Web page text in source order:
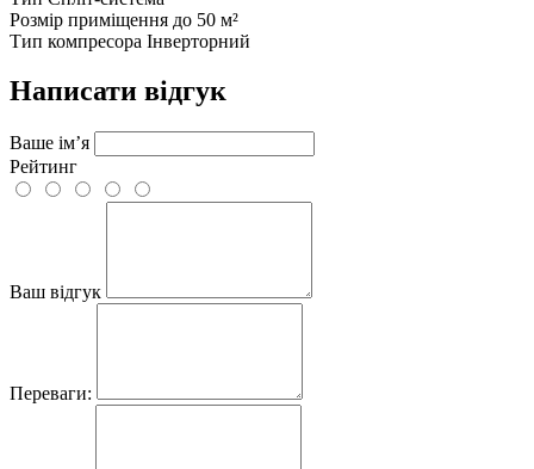
Розмір приміщення до 50 м²
Тип компресора Інверторний
Написати відгук
Ваше ім’я
Рейтинг
Ваш відгук
Переваги: